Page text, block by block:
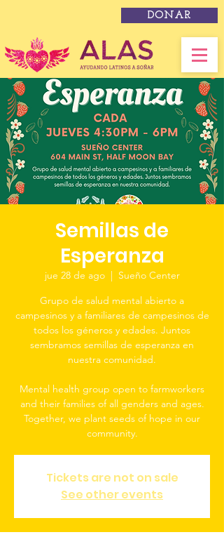
DONAR
Semillas de
Esperanza
jue 28 de ago
  |
Sueño Center
Grupo de salud mental abierto a
campesinos y a familiares de campesinos de
todos los géneros y edades. Juntos
sembramos semillas de esperanza en
nuestra comunidad.
Mental health group open to farmworkers
and their families of all genders and ages.
Together, we plant seeds of hope in our
community.
Tickets are not on sale
See other events